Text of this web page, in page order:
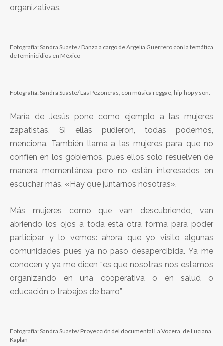
organizativas.
Fotografía: Sandra Suaste / Danza a cargo de Argelia Guerrero con la temática
de feminicidios en México
Fotografía: Sandra Suaste/ Las Pezoneras, con música reggae, hip-hop y son.
María de Jesús pone como ejemplo a las mujeres
zapatistas. Si ellas pudieron, todas podemos,
menciona. También llama a las mujeres para que no
confíen en los gobiernos, pues ellos solo resuelven de
manera momentánea pero no están interesados en
escuchar más. «Hay que juntarnos nosotras».
Más mujeres como que van descubriendo, van
abriendo los ojos a toda esta otra forma para poder
participar y lo vemos: ahora que yo visito algunas
comunidades pues ya no paso desapercibida. Ya me
conocen y ya me dicen “es que nosotras nos estamos
organizando en una cooperativa o en salud o
educación o trabajos de barro”
Fotografía: Sandra Suaste/ Proyección del documental La Vocera, de Luciana
Kaplan